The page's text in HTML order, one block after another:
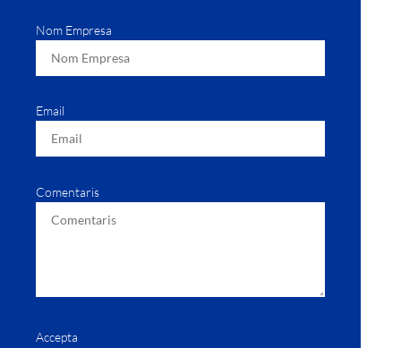
Nom Empresa
Email
Comentaris
Accepta